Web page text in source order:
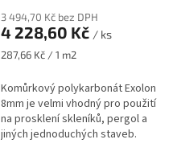
3 494,70 Kč bez DPH
4 228,60 Kč / ks
Měrná
287,66 Kč / 1 m2
Komůrkový polykarbonát Exolon
8mm je velmi vhodný pro použití
na prosklení skleníků, pergol a
jiných jednoduchých staveb.